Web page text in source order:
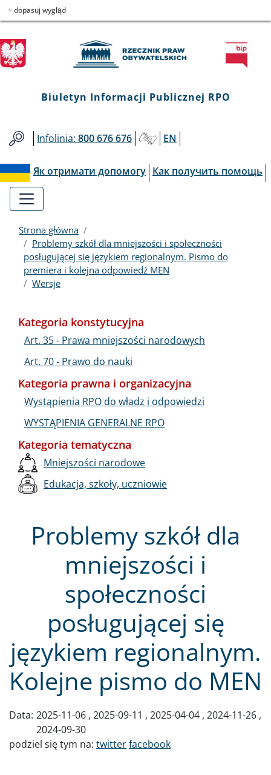
Przejdź
do
menu
głównego
Przejdź
do
treści
Przejdź
to
informacji
o
kontakcie
Przejdź
do
mapy
serwisu
Biuletyn
Informacji
Publicznej
RPO
+ dopasuj wygląd
Biuletyn Informacji Publicznej RPO
Infolinia: 800 676 676 EN
Як отримати допомогу Как получить помощь
Strona główna
Problemy szkół dla mniejszości i społeczności
posługującej się językiem regionalnym. Pismo do
premiera i kolejna odpowiedź MEN
Wersje
Problemy szkół dla
mniejszości i
społeczności
posługującej się
językiem regionalnym.
Kolejne pismo do MEN
Data: 2025-11-06 2025-09-11 2025-04-04 2024-11-26
2024-09-30
podziel się tym na: twitterfacebook
Kategoria konstytucyjna
Art. 35 - Prawa mniejszości narodowych
Art. 70 - Prawo do nauki
Kategoria prawna i organizacyjna
Wystąpienia RPO do władz i odpowiedzi
WYSTĄPIENIA GENERALNE RPO
Kategoria tematyczna
Mniejszości narodowe
Edukacja, szkoły, uczniowie